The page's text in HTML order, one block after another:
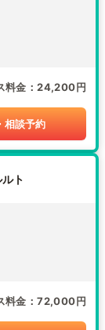
料金 24,200円
相談予約
ト
料金 72,000円